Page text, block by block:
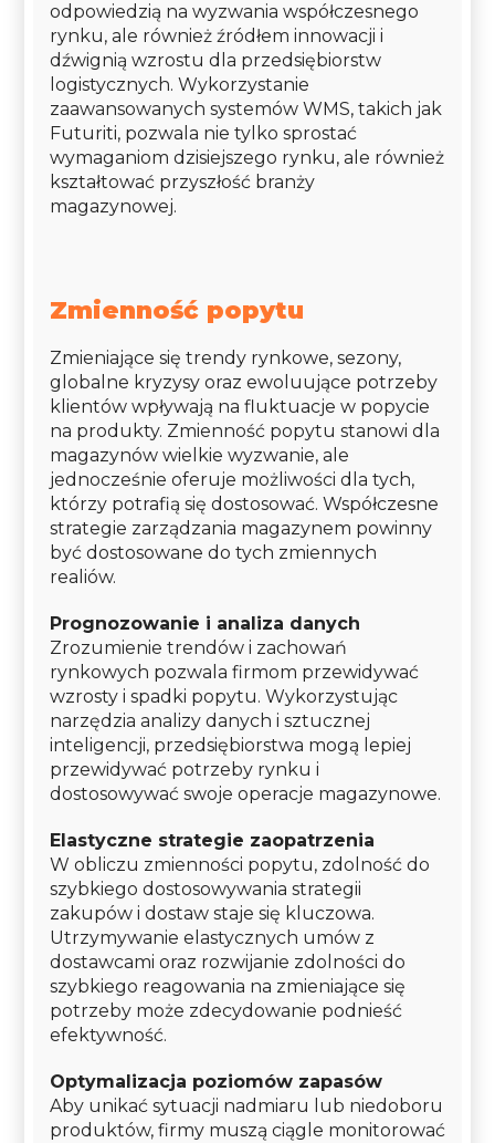
odpowiedzią na wyzwania współczesnego
rynku, ale również źródłem innowacji i
dźwignią wzrostu dla przedsiębiorstw
logistycznych. Wykorzystanie
zaawansowanych systemów WMS, takich jak
Futuriti, pozwala nie tylko sprostać
wymaganiom dzisiejszego rynku, ale również
kształtować przyszłość branży
magazynowej.
Zmienność popytu
Zmieniające się trendy rynkowe, sezony,
globalne kryzysy oraz ewoluujące potrzeby
klientów wpływają na fluktuacje w popycie
na produkty. Zmienność popytu stanowi dla
magazynów wielkie wyzwanie, ale
jednocześnie oferuje możliwości dla tych,
którzy potrafią się dostosować. Współczesne
strategie zarządzania magazynem powinny
być dostosowane do tych zmiennych
realiów.
Prognozowanie i analiza danych
Zrozumienie trendów i zachowań
rynkowych pozwala firmom przewidywać
wzrosty i spadki popytu. Wykorzystując
narzędzia analizy danych i sztucznej
inteligencji, przedsiębiorstwa mogą lepiej
przewidywać potrzeby rynku i
dostosowywać swoje operacje magazynowe.
Elastyczne strategie zaopatrzenia
W obliczu zmienności popytu, zdolność do
szybkiego dostosowywania strategii
zakupów i dostaw staje się kluczowa.
Utrzymywanie elastycznych umów z
dostawcami oraz rozwijanie zdolności do
szybkiego reagowania na zmieniające się
potrzeby może zdecydowanie podnieść
efektywność.
Optymalizacja poziomów zapasów
Aby unikać sytuacji nadmiaru lub niedoboru
produktów, firmy muszą ciągle monitorować